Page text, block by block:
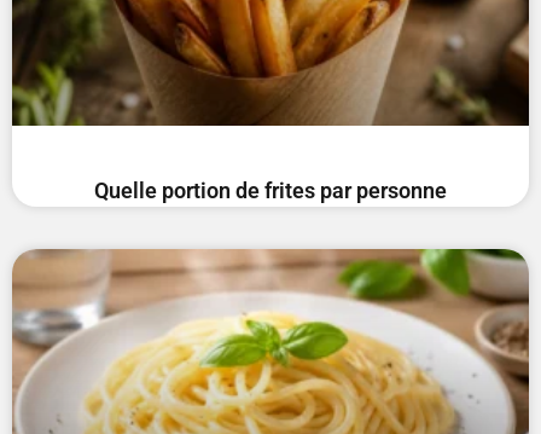
Quelle portion de frites par personne